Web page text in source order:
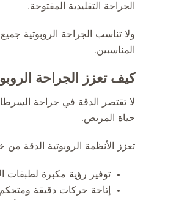
الجراحة التقليدية المفتوحة.
ولا تناسب الجراحة الروبوتية
المناسبين.
كيف تعزز الجراحة
لا تقتصر الدقة في جراحة
حياة المريض.
تعزز الأنظمة الروبوتية الدقة من
توفير رؤية مكبرة لطبقات
إتاحة حركات دقيقة ومتحكم